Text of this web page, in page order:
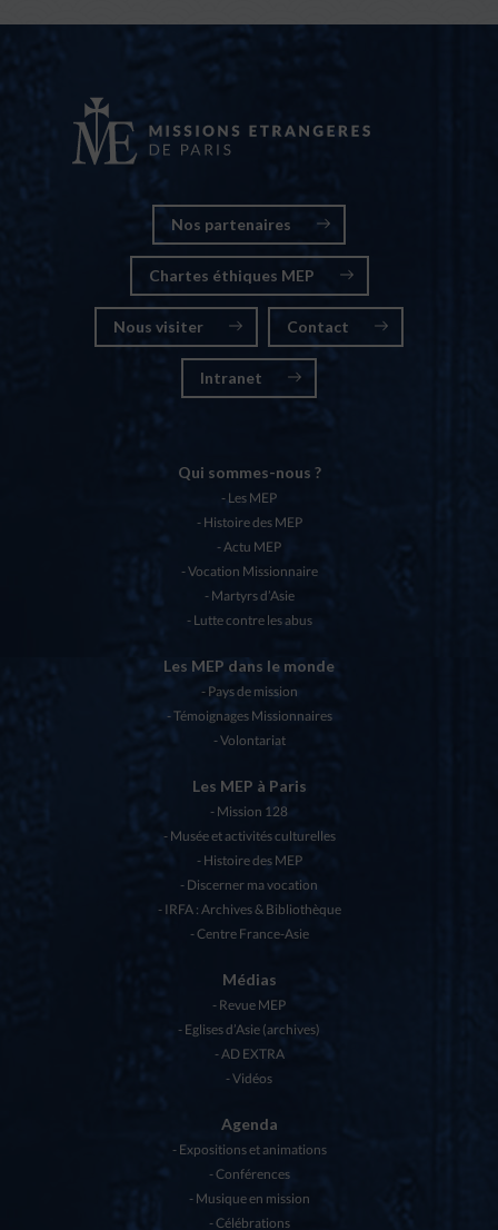
Nos partenaires
Chartes éthiques MEP
Nous visiter Contact
Intranet
Qui sommes-nous ?
Les MEP
Histoire des MEP
Actu MEP
Vocation Missionnaire
Martyrs d’Asie
Lutte contre les abus
Les MEP dans le monde
Pays de mission
Témoignages Missionnaires
Volontariat
Les MEP à Paris
Mission 128
Musée et activités culturelles
Histoire des MEP
Discerner ma vocation
IRFA : Archives & Bibliothèque
Centre France-Asie
Médias
Revue MEP
Eglises d’Asie (archives)
AD EXTRA
Vidéos
Agenda
Expositions et animations
Conférences
Musique en mission
Célébrations